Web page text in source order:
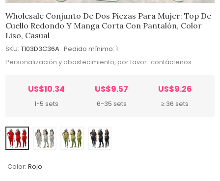
Wholesale Conjunto De Dos Piezas Para Mujer: Top De
Cuello Redondo Y Manga Corta Con Pantalón, Color
Liso, Casual
SKU: T103D3C36A Pedido mínimo: 1
Personalización y abastecimiento, por favor contáctenos.
US$10.34
1-5 sets
US$9.57
6-35 sets
US$9.26
≥ 36 sets
Color: Rojo